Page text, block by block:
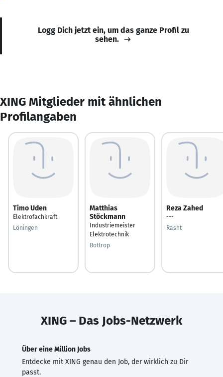
Logg Dich jetzt ein, um das ganze Profil zu
sehen.
XING Mitglieder mit ähnlichen
Profilangaben
Timo Uden
Elektrofachkraft
Löningen
Matthias
Stöckmann
Industriemeister
Elektrotechnik
Bottrop
Reza Zahed
---
Rasht
XING – Das Jobs-Netzwerk
Über eine Million Jobs
Entdecke mit XING genau den Job, der wirklich zu Dir
passt.